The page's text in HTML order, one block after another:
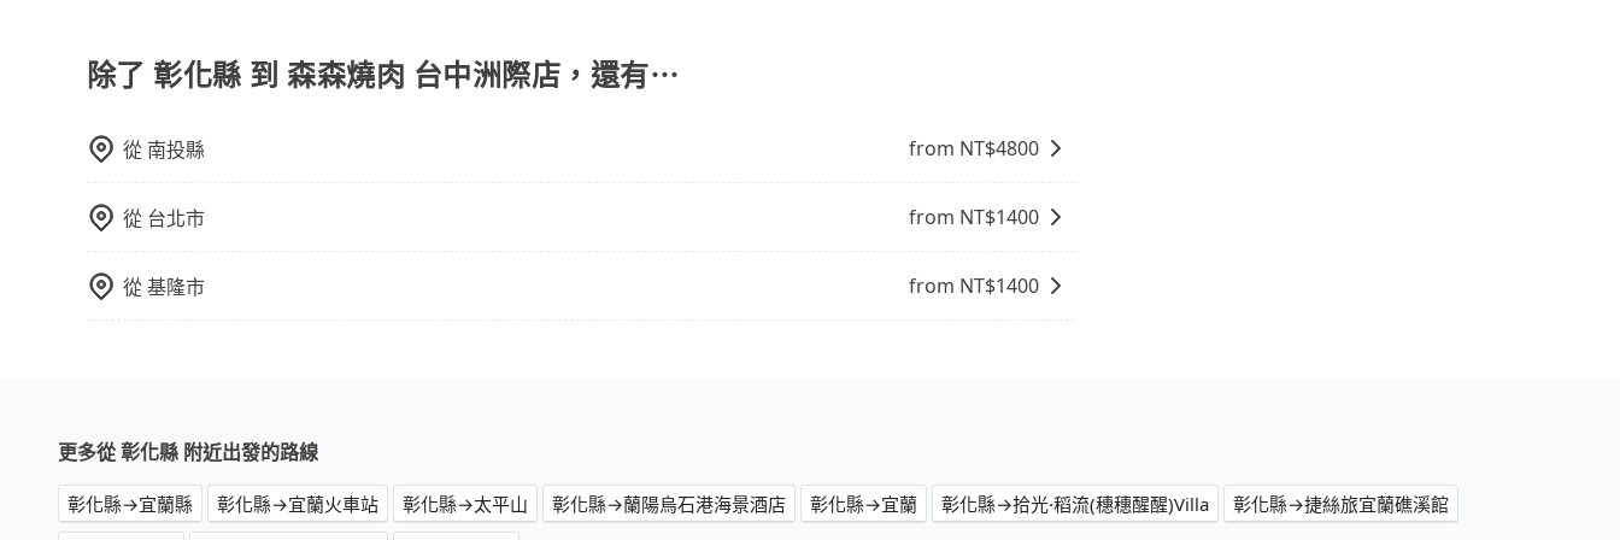
擇「計時包車」，中途需要加點停靠，則不需要額外支付費用。
除了 彰化縣 到 森森燒肉 台中洲際店，還有⋯
從 南投縣 from NT$4800
從 台北市 from NT$1400
從基隆市 from NT$1400
更多從 彰化縣 附近出發的路線
彰化縣→宜蘭縣 彰化縣→宜蘭火車站 彰化縣→太平山 彰化縣→蘭陽烏石港海景酒店 彰化縣→宜蘭 彰化縣→拾光·稻流(穗穗醒醒)Villa
彰化縣→捷絲旅宜蘭礁溪館